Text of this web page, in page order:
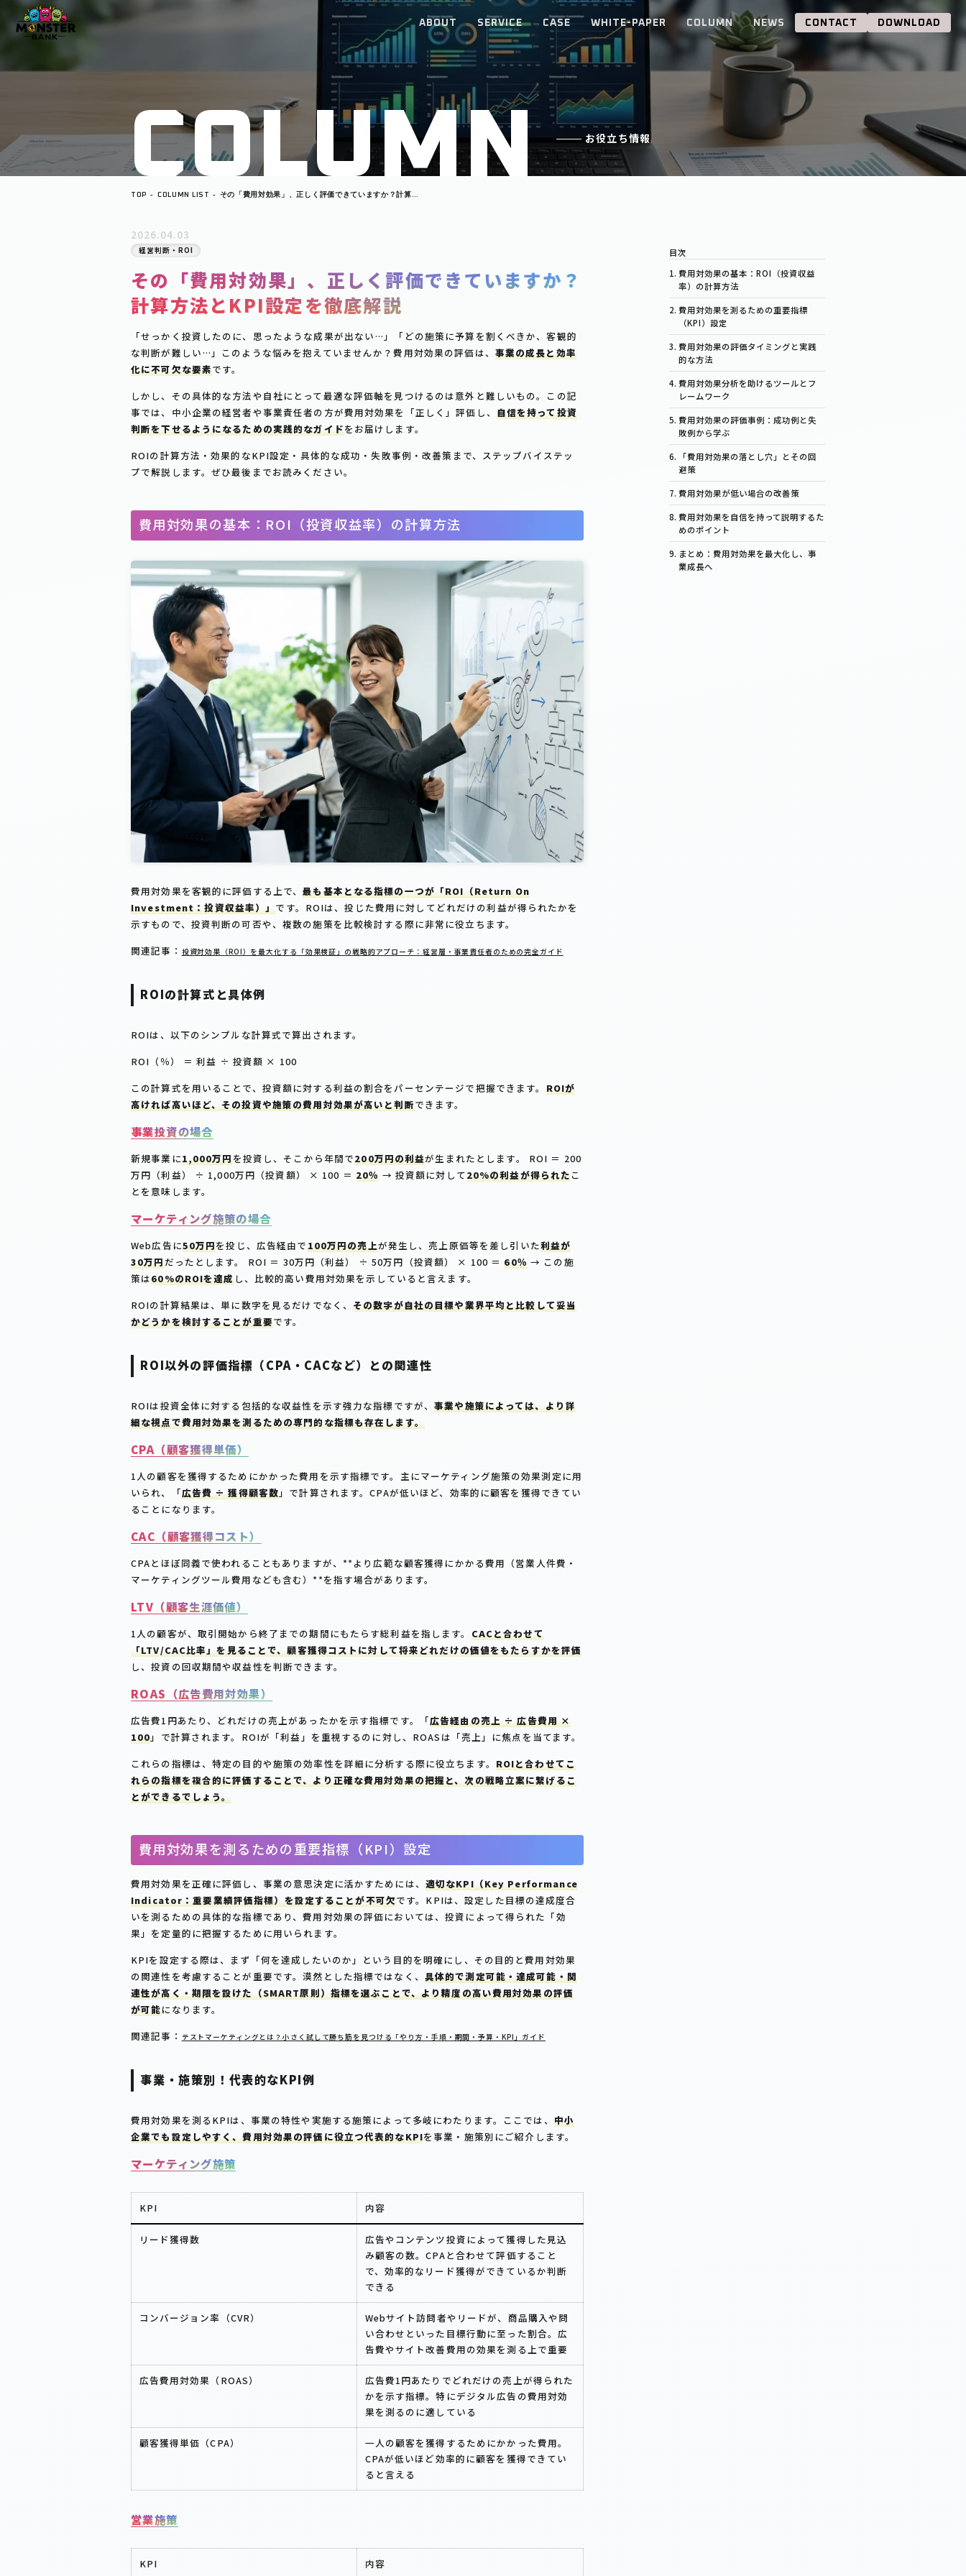
ABOUT SERVICE CASE WHITE-PAPER COLUMN NEWS CONTACT DOWNLOAD
COLUMN お役立ち情報
TOP COLUMN LIST
その「費用対効果」、正しく評価できていますか？計算方
2026.04.03
経営判断・ROI
その「費用対効果」、正しく評価できていますか？
計算方法とKPI設定を徹底解説
「せっかく投資したのに、思ったような成果が出ない…」「どの施策に予算を割くべきか、客観的
な判断が難しい…」このような悩みを抱えていませんか？費用対効果の評価は、 事業の成長と効率
化に不可欠な要素です。
しかし、その具体的な方法や自社にとって最適な評価軸を見つけるのは意外と難しいもの。この記
事では、中小企業の経営者や事業責任者の方が費用対効果を「正しく」評価し、 自信を持って投資
判断を下せるようになるための実践的なガイドをお届けします。
ROIの計算方法・効果的なKPI設定・具体的な成功・失敗事例・改善策まで、ステップバイステッ
プで解説します。ぜひ最後までお読みください。
費用対効果の基本：ROI（投資収益率）の計算方法
費用対効果を客観的に評価する上で、最も基本となる指標の一つが「ROI（Return On
Investment：投資収益率）」です。ROIは、投じた費用に対してどれだけの利益が得られたかを
示すもので、投資判断の可否や、複数の施策を比較検討する際に非常に役立ちます。
関連記事： 投資対効果（ROI）を最大化する「効果検証」の戦略的アプローチ：経営層・事業責任者のための完全ガイド
ROIの計算式と具体例
ROIは、以下のシンプルな計算式で算出されます。
ROI（％） ＝ 利益 ÷ 投資額 × 100
この計算式を用いることで、投資額に対する利益の割合をパーセンテージで把握できます。 ROIが
高ければ高いほど、その投資や施策の費用対効果が高いと判断できます。
事業投資の場合
新規事業に1,000万円を投資し、そこから年間で200万円の利益が生まれたとします。 ROI ＝ 200
万円（利益） ÷ 1,000万円（投資額） × 100 ＝20％ → 投資額に対して20%の利益が得られたこ
とを意味します。
マーケティング施策の場合
Web広告に50万円を投じ、広告経由で100万円の売上が発生し、売上原価等を差し引いた利益が
30万円だったとします。 ROI ＝ 30万円（利益） ÷ 50万円（投資額） × 100 ＝60％→ この施
策は60%のROIを達成し、比較的高い費用対効果を示していると言えます。
ROIの計算結果は、単に数字を見るだけでなく、その数字が自社の目標や業界平均と比較して妥当
かどうかを検討することが重要です。
ROI以外の評価指標（CPA・CACなど）との関連性
ROIは投資全体に対する包括的な収益性を示す強力な指標ですが、事業や施策によっては、より詳
細な視点で費用対効果を測るための専門的な指標も存在します。
CPA（顧客獲得単価）
1人の顧客を獲得するためにかかった費用を示す指標です。主にマーケティング施策の効果測定に用
いられ、「広告費 ÷ 獲得顧客数 」で計算されます。CPAが低いほど、効率的に顧客を獲得できてい
ることになります。
CAC（顧客獲得コスト）
CPAとほぼ同義で使われることもありますが、**より広範な顧客獲得にかかる費用（営業人件費・
マーケティングツール費用なども含む）**を指す場合があります。
LTV（顧客生涯価値）
1人の顧客が、取引開始から終了までの期間にもたらす総利益を指します。 CACと合わせて
「LTV/CAC比率」を見ることで、顧客獲得コストに対して将来どれだけの価値をもたらすかを評価
し、投資の回収期間や収益性を判断できます。
ROAS（広告費用対効果）
広告費1円あたり、どれだけの売上があったかを示す指標です。「広告経由の売上 ÷ 広告費用 ×
100 」で計算されます。ROIが「利益」を重視するのに対し、ROASは「売上」に焦点を当てます。
これらの指標は、特定の目的や施策の効率性を詳細に分析する際に役立ちます。 ROIと合わせてこ
れらの指標を複合的に評価することで、より正確な費用対効果の把握と、次の戦略立案に繋げるこ
とができるでしょう。
費用対効果を測るための重要指標（KPI）設定
費用対効果を正確に評価し、事業の意思決定に活かすためには、 適切なKPI（Key Performance
Indicator：重要業績評価指標）を設定することが不可欠です。KPIは、設定した目標の達成度合
いを測るための具体的な指標であり、費用対効果の評価においては、投資によって得られた「効
果」を定量的に把握するために用いられます。
KPIを設定する際は、まず「何を達成したいのか」という目的を明確にし、その目的と費用対効果
の関連性を考慮することが重要です。漠然とした指標ではなく、 具体的で測定可能・達成可能・関
連性が高く・期限を設けた（SMART原則）指標を選ぶことで、より精度の高い費用対効果の評価
が可能になります。
関連記事： テストマーケティングとは？小さく試して勝ち筋を見つける「やり方・手順・期間・予算・KPI」ガイド
事業・施策別！代表的なKPI例
費用対効果を測るKPIは、事業の特性や実施する施策によって多岐にわたります。ここでは、 中小
企業でも設定しやすく、費用対効果の評価に役立つ代表的なKPIを事業・施策別にご紹介します。
マーケティング施策
KPI 内容
リード獲得数
広告やコンテンツ投資によって獲得した見込
み顧客の数。CPAと合わせて評価すること
で、効率的なリード獲得ができているか判断
できる
コンバージョン率（CVR）
Webサイト訪問者やリードが、商品購入や問
い合わせといった目標行動に至った割合。広
告費やサイト改善費用の効果を測る上で重要
広告費用対効果（ROAS）
広告費1円あたりでどれだけの売上が得られた
かを示す指標。特にデジタル広告の費用対効
果を測るのに適している
顧客獲得単価（CPA）
一人の顧客を獲得するためにかかった費用。
CPAが低いほど効率的に顧客を獲得できてい
ると言える
営業施策
KPI 内容
費用対効果の基本：ROI（投資収益
率）の計算方法
費用対効果を測るための重要指標
（KPI）設定
費用対効果の評価タイミングと実践
的な方法
費用対効果分析を助けるツールとフ
レームワーク
費用対効果の評価事例：成功例と失
敗例から学ぶ
「費用対効果の落とし穴」とその回
避策
費用対効果が低い場合の改善策
費用対効果を自信を持って説明するた
めのポイント
まとめ：費用対効果を最大化し、事
業成長へ